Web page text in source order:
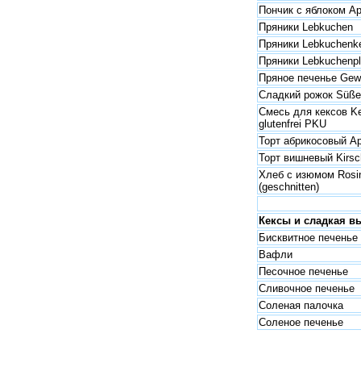
Пончик с яблоком
Пряники Lebkuchen
Пряники
Пряники
Пряное печенье
Сладкий рожок
Смесь для кексов
glutenfrei PKU
Торт абрикосовый
Торт вишневый
Хлеб с изюмом
(geschnitten)
Кексы и сладкая
Бисквитное печенье
Вафли
Песочное печенье
Сливочное печенье
Соленая палочка
Соленое печенье